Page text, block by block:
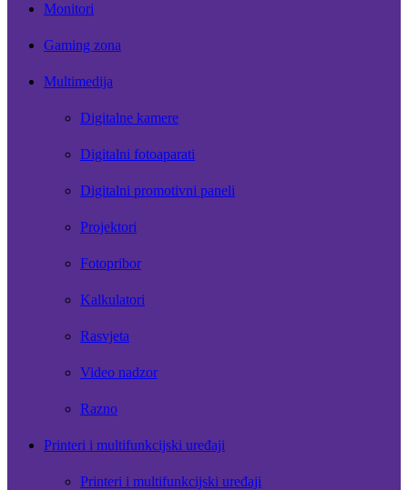
Monitori
Gaming zona
Multimedija
Digitalne kamere
Digitalni fotoaparati
Digitalni promotivni paneli
Projektori
Fotopribor
Kalkulatori
Rasvjeta
Video nadzor
Razno
Printeri i multifunkcijski uređaji
Printeri i multifunkcijski uređaji